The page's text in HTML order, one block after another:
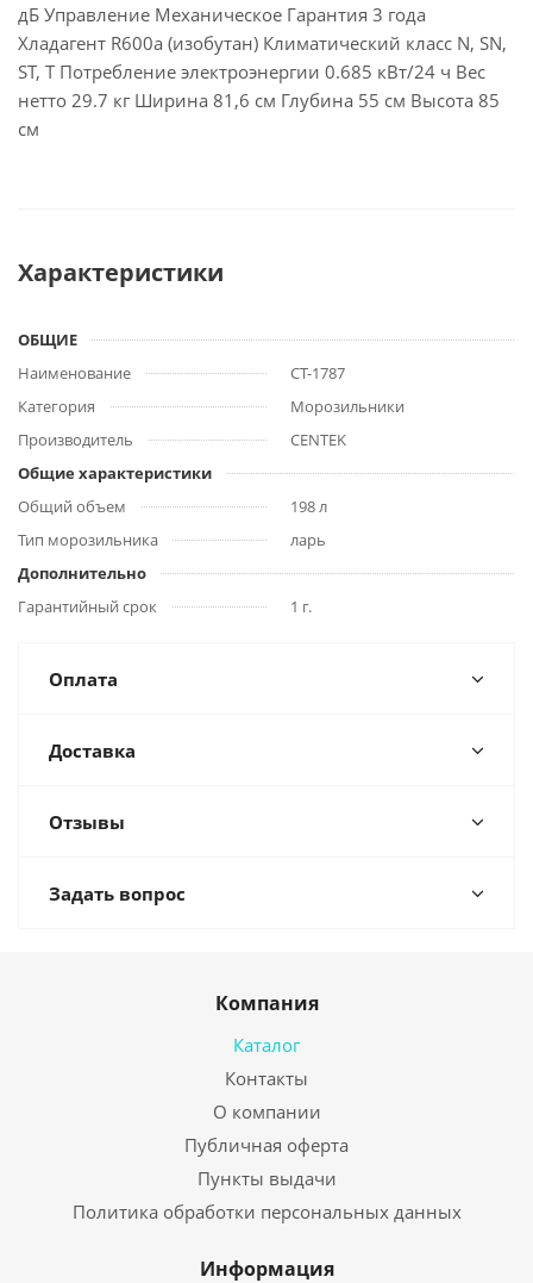
дБ Управление Механическое Гарантия 3 года
Хладагент R600a (изобутан) Климатический класс N, SN,
ST, T Потребление электроэнергии 0.685 кВт/24 ч Вес
нетто 29.7 кг Ширина 81,6 см Глубина 55 см Высота 85
см
Характеристики
ОБЩИЕ
Наименование
CT-1787
Категория
Морозильники
Производитель
CENTEK
Общие характеристики
Общий объем
198 л
Тип морозильника
ларь
Дополнительно
Гарантийный срок
1 г.
Оплата
Доставка
Отзывы
Задать вопрос
Компания
Каталог
Контакты
О компании
Публичная оферта
Пункты выдачи
Политика обработки персональных данных
Информация